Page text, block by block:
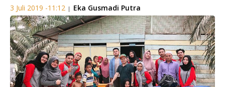
3 Juli 2019 -11:12 | Eka Gusmadi Putra